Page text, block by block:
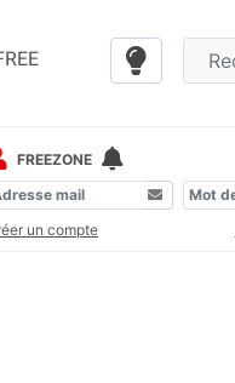
FREEZONE
un compte